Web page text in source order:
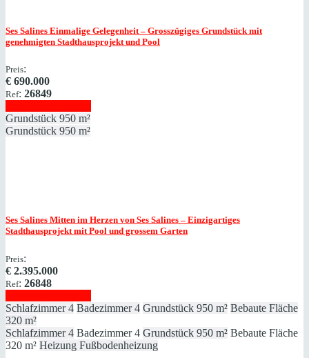
Ses Salines Einmalige Gelegenheit – Grosszügiges Grundstück mit
genehmigten Stadthausprojekt und Pool
Preis:
€ 690.000
Ref: 26849
Grundstück 950 m²
Grundstück 950 m²
Ses Salines Mitten im Herzen von Ses Salines – Einzigartiges
Stadthausprojekt mit Pool und grossem Garten
Preis:
€ 2.395.000
Ref: 26848
Schlafzimmer 4 Badezimmer 4 Grundstück 950 m² Bebaute Fläche
320 m²
Schlafzimmer 4 Badezimmer 4 Grundstück 950 m² Bebaute Fläche
320 m² Heizung Fußbodenheizung